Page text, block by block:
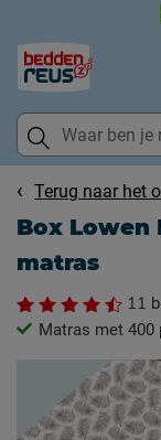
Terug naar het
Box Lowen
matras
11
Matras met 400